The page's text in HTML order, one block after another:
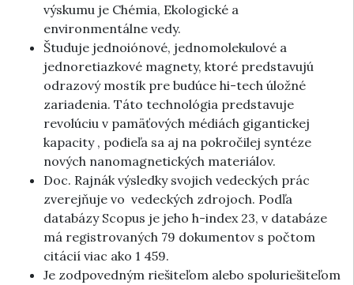
výskumu je Chémia, Ekologické a
environmentálne vedy.
Študuje jednoiónové, jednomolekulové a
jednoretiazkové magnety, ktoré predstavujú
odrazový mostík pre budúce hi-tech úložné
zariadenia. Táto technológia predstavuje
revolúciu v pamäťových médiách gigantickej
kapacity , podieľa sa aj na pokročilej syntéze
nových nanomagnetických materiálov.
Doc. Rajnák výsledky svojich vedeckých prác
zverejňuje vo vedeckých zdrojoch. Podľa
databázy Scopus je jeho h-index 23, v databáze
má registrovaných 79 dokumentov s počtom
citácií viac ako 1 459.
Je zodpovedným riešiteľom alebo spoluriešiteľom